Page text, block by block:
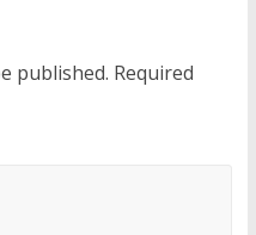
published. Required